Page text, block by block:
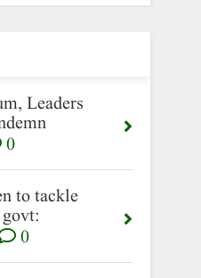
Leaders
0
to tackle
0